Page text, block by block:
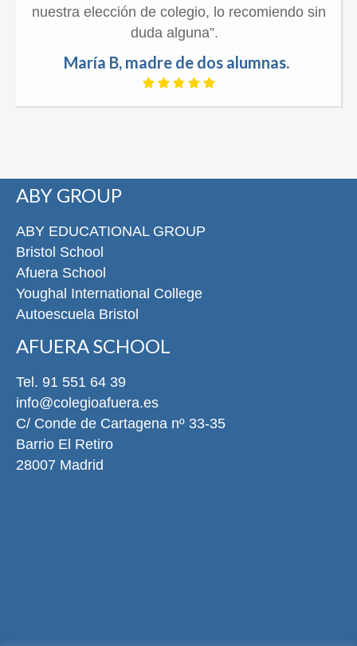
nuestra elección de colegio, lo recomiendo sin
duda alguna”.
María B, madre de dos alumnas.
ABY GROUP
ABY EDUCATIONAL GROUP
Bristol School
Afuera School
Youghal International College
Autoescuela Bristol
AFUERA SCHOOL
Tel. 91 551 64 39
info@colegioafuera.es
C/ Conde de Cartagena nº 33-35
Barrio El Retiro
28007 Madrid